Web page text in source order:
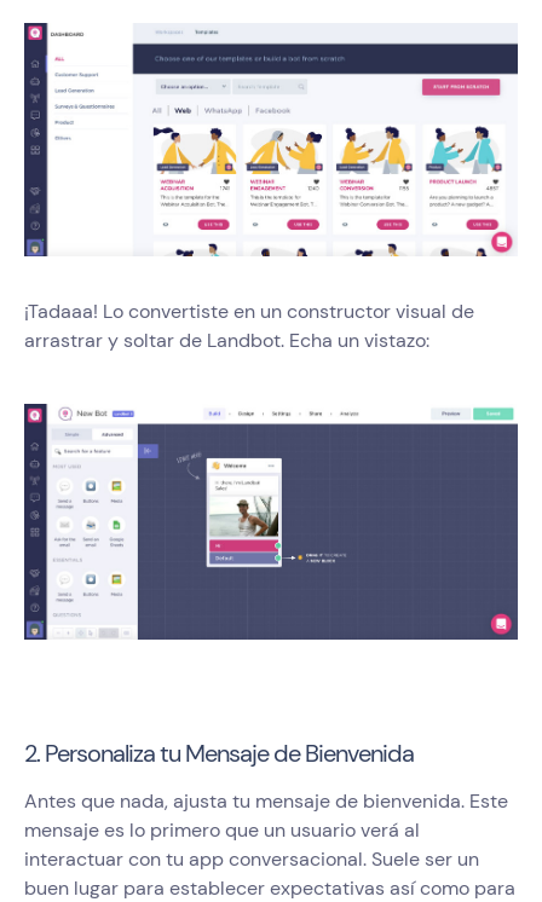
¡Tadaaa! Lo convertiste en un constructor visual de
arrastrar y soltar de Landbot. Echa un vistazo:
2. Personaliza tu Mensaje de Bienvenida
Antes que nada, ajusta tu mensaje de bienvenida. Este
mensaje es lo primero que un usuario verá al
interactuar con tu app conversacional. Suele ser un
buen lugar para establecer expectativas así como para